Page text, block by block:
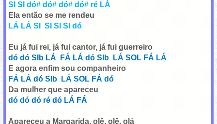
SI SI dó# dó# dó# dó# ré LÁ
Ela então se me rendeu
LÁ LÁ SI SI SI SI dó
Eu já fui rei, já fui cantor, já fui guerreiro
dó dó SIb LÁ FÁ LÁ dó SIb LÁ SOL FÁ LÁ
E agora enfim sou companheiro
FÁ LÁ dó SIb LÁ SOL FÁ dó
Da mulher que apareceu
dó dó dó ré dó LÁ FÁ
Apareceu a Margarida, olê, olê, olá